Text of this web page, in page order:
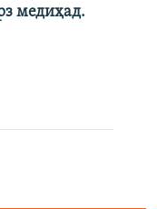
медиҳад.